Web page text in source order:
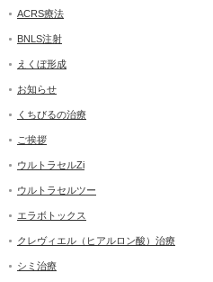
ACRS療法
BNLS注射
えくぼ形成
お知らせ
くちびるの治療
ご挨拶
ウルトラセルZi
ウルトラセルツー
エラボトックス
クレヴィエル（ヒアルロン酸）治療
シミ治療